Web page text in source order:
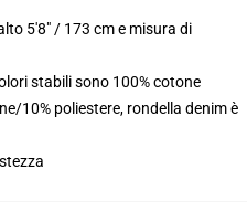
5'8" / 173 cm e misura di
stabili sono 100% cotone
10% poliestere, rondella denim è